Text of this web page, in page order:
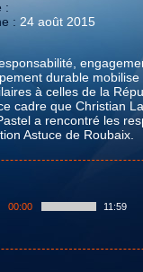
:
: 24 août 2015
durable mobilise
à celles de la
cadre que Christian
a rencontré les
Astuce de Roubaix.
00:00 11:59